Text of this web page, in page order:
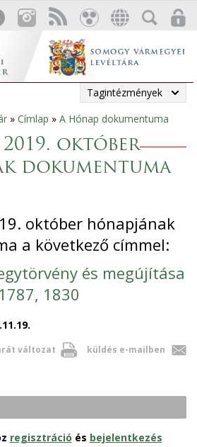
Tagintézmények
» Címlap » A Hónap dokumentuma
október
dokumentuma
október hónapjának
a következő címmel:
és megújítása
1787, 1830
változat küldés e-mailben
regisztráció és bejelentkezés